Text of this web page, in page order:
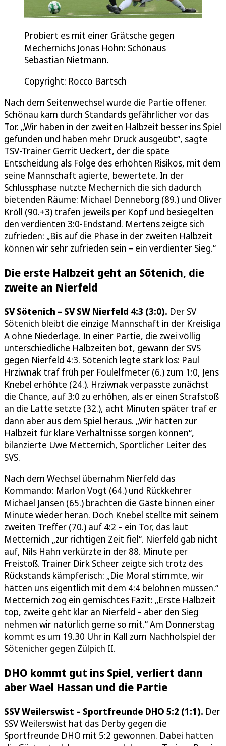
Probiert es mit einer Grätsche gegen
Mechernichs Jonas Hohn: Schönaus
Sebastian Nietmann.
Copyright: Rocco Bartsch
Nach dem Seitenwechsel wurde die Partie offener.
Schönau kam durch Standards gefährlicher vor das
Tor. „Wir haben in der zweiten Halbzeit besser ins Spiel
gefunden und haben mehr Druck ausgeübt“, sagte
TSV-Trainer Gerrit Ueckert, der die späte
Entscheidung als Folge des erhöhten Risikos, mit dem
seine Mannschaft agierte, bewertete. In der
Schlussphase nutzte Mechernich die sich dadurch
bietenden Räume: Michael Denneborg (89.) und Oliver
Kröll (90.+3) trafen jeweils per Kopf und besiegelten
den verdienten 3:0-Endstand. Mertens zeigte sich
zufrieden: „Bis auf die Phase in der zweiten Halbzeit
können wir sehr zufrieden sein – ein verdienter Sieg.“
Die erste Halbzeit geht an Sötenich, die
zweite an Nierfeld
SV Sötenich – SV SW Nierfeld 4:3 (3:0). Der SV
Sötenich bleibt die einzige Mannschaft in der Kreisliga
A ohne Niederlage. In einer Partie, die zwei völlig
unterschiedliche Halbzeiten bot, gewann der SVS
gegen Nierfeld 4:3. Sötenich legte stark los: Paul
Hrziwnak traf früh per Foulelfmeter (6.) zum 1:0, Jens
Knebel erhöhte (24.). Hrziwnak verpasste zunächst
die Chance, auf 3:0 zu erhöhen, als er einen Strafstoß
an die Latte setzte (32.), acht Minuten später traf er
dann aber aus dem Spiel heraus. „Wir hätten zur
Halbzeit für klare Verhältnisse sorgen können“,
bilanzierte Uwe Metternich, Sportlicher Leiter des
SVS.
Nach dem Wechsel übernahm Nierfeld das
Kommando: Marlon Vogt (64.) und Rückkehrer
Michael Jansen (65.) brachten die Gäste binnen einer
Minute wieder heran. Doch Knebel stellte mit seinem
zweiten Treffer (70.) auf 4:2 – ein Tor, das laut
Metternich „zur richtigen Zeit fiel“. Nierfeld gab nicht
auf, Nils Hahn verkürzte in der 88. Minute per
Freistoß. Trainer Dirk Scheer zeigte sich trotz des
Rückstands kämpferisch: „Die Moral stimmte, wir
hätten uns eigentlich mit dem 4:4 belohnen müssen.“
Metternich zog ein gemischtes Fazit: „Erste Halbzeit
top, zweite geht klar an Nierfeld – aber den Sieg
nehmen wir natürlich gerne so mit.“ Am Donnerstag
kommt es um 19.30 Uhr in Kall zum Nachholspiel der
Sötenicher gegen Zülpich II.
DHO kommt gut ins Spiel, verliert dann
aber Wael Hassan und die Partie
SSV Weilerswist – Sportfreunde DHO 5:2 (1:1). Der
SSV Weilerswist hat das Derby gegen die
Sportfreunde DHO mit 5:2 gewonnen. Dabei hatten